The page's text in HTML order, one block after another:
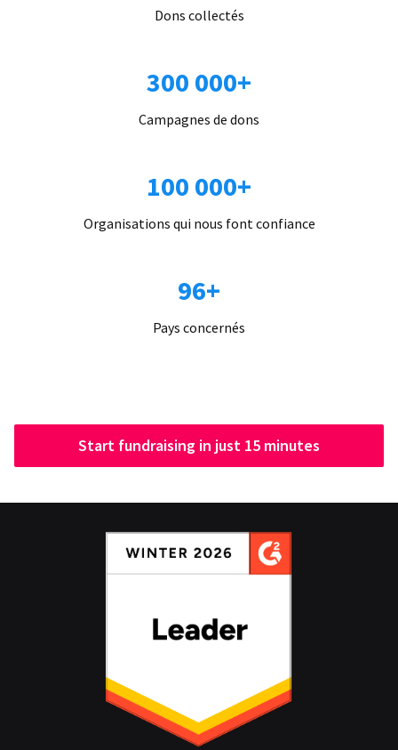
Dons collectés
300 000+
Campagnes de dons
100 000+
Organisations qui nous font confiance
96+
Pays concernés
Start fundraising in just 15 minutes